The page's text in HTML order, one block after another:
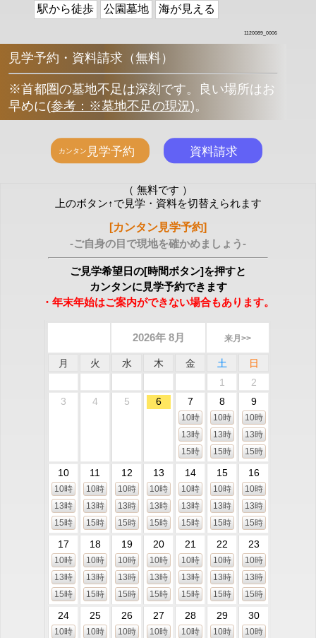
駅から徒歩 公園墓地 海が見える
1120089_0006
見学予約・資料請求（無料）
※首都圏の墓地不足は深刻です。良い場所はお
早めに(参考：※墓地不足の現況)。
（ 無料です ）
上のボタン↑で見学・資料を切替えられます
[カンタン見学予約]
-ご自身の目で現地を確かめましょう-
ご見学希望日の[時間ボタン]を押すと
カンタンに見学予約できます
・年末年始はご案内ができない場合もあります。
2026年 8月 来月>>
月 火 水 木 金 土
日
1
2
3
4 5 6 7
10時
13時
15時
8
10時
13時
15時
9
10時
13時
15時
10
10時
13時
15時
11
10時
13時
15時
12
10時
13時
15時
13
10時
13時
15時
14
10時
13時
15時
15
10時
13時
15時
16
10時
13時
15時
17
10時
13時
15時
18
10時
13時
15時
19
10時
13時
15時
20
10時
13時
15時
21
10時
13時
15時
22
10時
13時
15時
23
10時
13時
15時
24
10時
25
10時
26
10時
27
10時
28
10時
29
10時
30
10時